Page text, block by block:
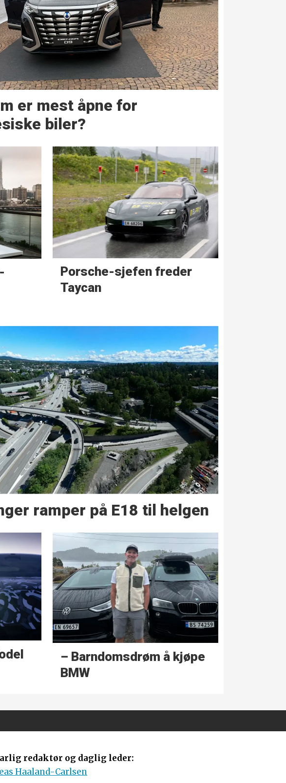
er mest åpne for
biler?
Porsche-sjefen freder
Taycan
ramper på E18 til helgen
– Barndoms­drøm å kjøpe
BMW
redaktør og daglig leder:
Haaland-Carlsen